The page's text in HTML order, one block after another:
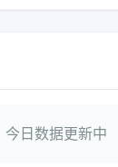
今日数据更新中